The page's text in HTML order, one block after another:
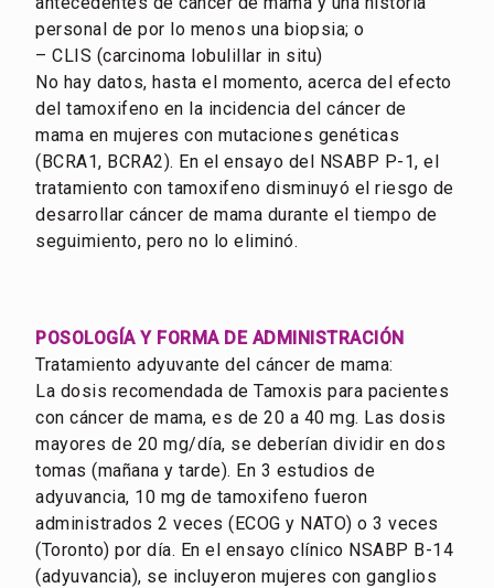
personal de por lo menos una biopsia; o
– CLIS (carcinoma lobulillar in situ)
No hay datos, hasta el momento, acerca del efecto
del tamoxifeno en la incidencia del cáncer de
mama en mujeres con mutaciones genéticas
(BCRA1, BCRA2). En el ensayo del NSABP P-1, el
tratamiento con tamoxifeno disminuyó el riesgo de
desarrollar cáncer de mama durante el tiempo de
seguimiento, pero no lo eliminó.
POSOLOGÍA Y FORMA DE ADMINISTRACIÓN
Tratamiento adyuvante del cáncer de mama:
La dosis recomendada de Tamoxis para pacientes
con cáncer de mama, es de 20 a 40 mg. Las dosis
mayores de 20 mg/día, se deberían dividir en dos
tomas (mañana y tarde). En 3 estudios de
adyuvancia, 10 mg de tamoxifeno fueron
administrados 2 veces (ECOG y NATO) o 3 veces
(Toronto) por día. En el ensayo clínico NSABP B-14
(adyuvancia), se incluyeron mujeres con ganglios